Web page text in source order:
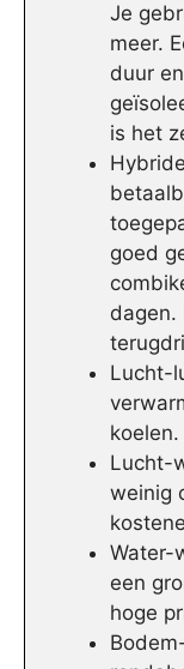
Je
meer.
duur
is het
goed
dagen.
Lucht-
koelen.
Lucht-
weinig
Water-
een
hoge